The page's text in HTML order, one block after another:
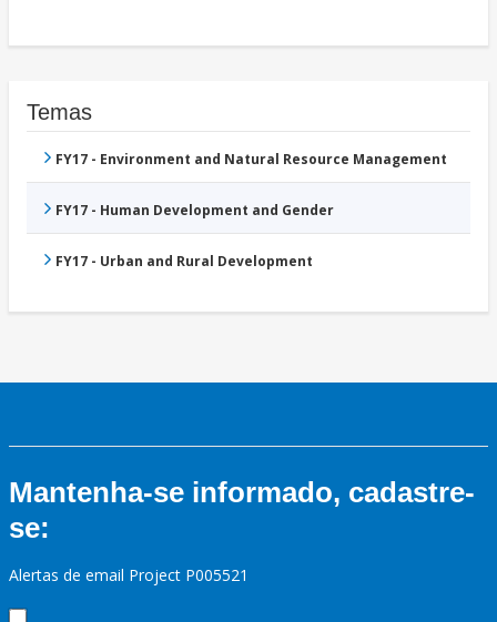
Temas
FY17 - Environment and Natural Resource Management
FY17 - Human Development and Gender
FY17 - Urban and Rural Development
Mantenha-se informado, cadastre-
se:
Alertas de email Project P005521